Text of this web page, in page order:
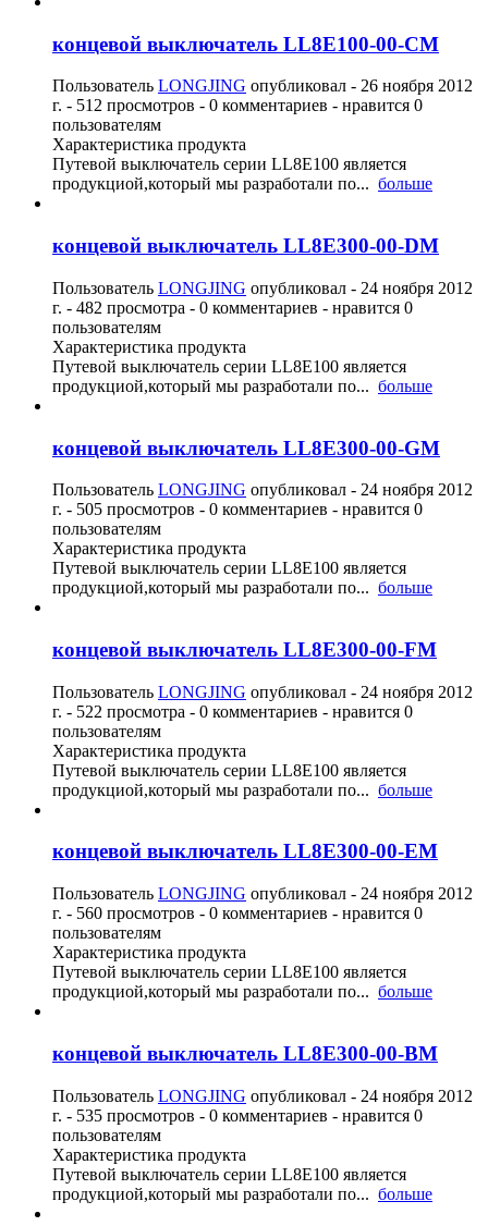
концевой выключатель LL8E100-00-CM
Пользователь LONGJING опубликовал - 26 ноября 2012
г. - 512 просмотров - 0 комментариев - нравится 0
пользователям
Характеристика продукта
Путевой выключатель серии LL8E100 является
продукциой,который мы разработали по... больше
концевой выключатель LL8E300-00-DM
Пользователь LONGJING опубликовал - 24 ноября 2012
г. - 482 просмотра - 0 комментариев - нравится 0
пользователям
Характеристика продукта
Путевой выключатель серии LL8E100 является
продукциой,который мы разработали по... больше
концевой выключатель LL8E300-00-GM
Пользователь LONGJING опубликовал - 24 ноября 2012
г. - 505 просмотров - 0 комментариев - нравится 0
пользователям
Характеристика продукта
Путевой выключатель серии LL8E100 является
продукциой,который мы разработали по... больше
концевой выключатель LL8E300-00-FM
Пользователь LONGJING опубликовал - 24 ноября 2012
г. - 522 просмотра - 0 комментариев - нравится 0
пользователям
Характеристика продукта
Путевой выключатель серии LL8E100 является
продукциой,который мы разработали по... больше
концевой выключатель LL8E300-00-EM
Пользователь LONGJING опубликовал - 24 ноября 2012
г. - 560 просмотров - 0 комментариев - нравится 0
пользователям
Характеристика продукта
Путевой выключатель серии LL8E100 является
продукциой,который мы разработали по... больше
концевой выключатель LL8E300-00-BM
Пользователь LONGJING опубликовал - 24 ноября 2012
г. - 535 просмотров - 0 комментариев - нравится 0
пользователям
Характеристика продукта
Путевой выключатель серии LL8E100 является
продукциой,который мы разработали по... больше